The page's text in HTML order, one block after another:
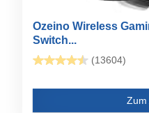
Ozeino Wireless
Switch...
(13604)
Zum